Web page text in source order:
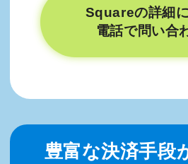
Squareの詳細
電話で問い合
豊富な決済手段